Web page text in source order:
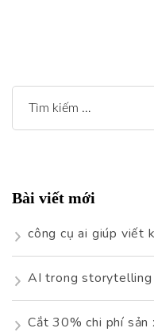
Tìm
kiếm
Bài viết mới
công cụ ai giúp viết
AI trong storytelling
Cắt 30% chi phí sản